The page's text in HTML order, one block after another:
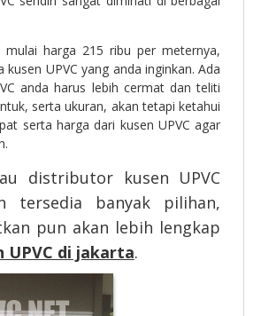
harga 215 ribu per meternya,
UPVC yang anda inginkan. Ada
anda harus lebih cermat dan teliti
serta ukuran, akan tetapi ketahui
serta harga dari kusen UPVC agar
distributor kusen UPVC
tersedia banyak pilihan,
pun akan lebih lengkap
UPVC di jakarta.